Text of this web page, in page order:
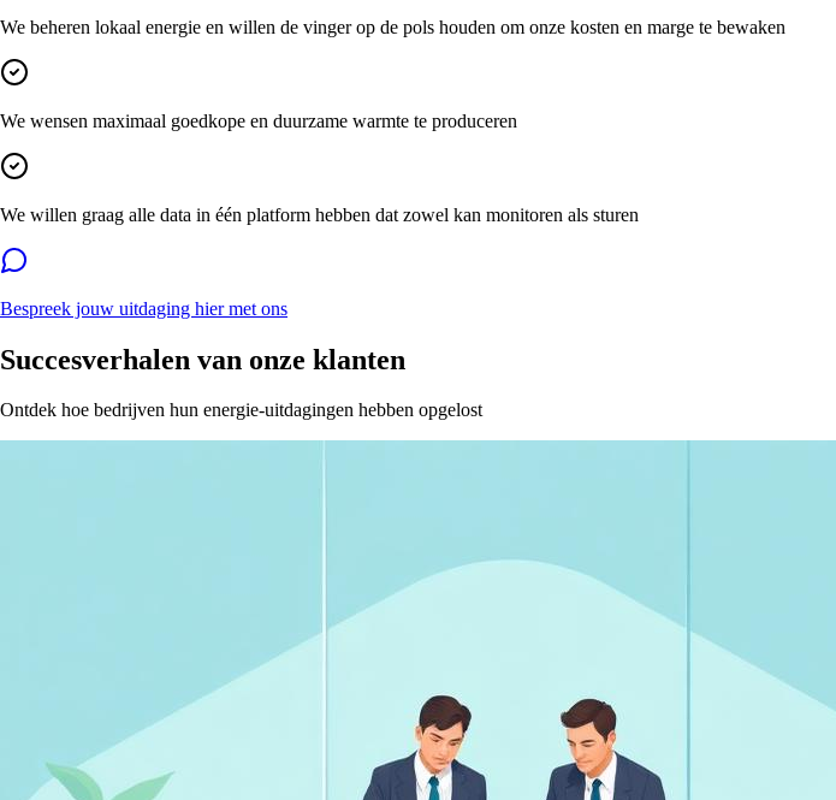
We beheren lokaal energie en willen de vinger op de pols houden om onze kosten en marge te bewaken
We wensen maximaal goedkope en duurzame warmte te produceren
We willen graag alle data in één platform hebben dat zowel kan monitoren als sturen
Bespreek jouw uitdaging hier met ons
Succesverhalen van onze klanten
Ontdek hoe bedrijven hun energie-uitdagingen hebben opgelost